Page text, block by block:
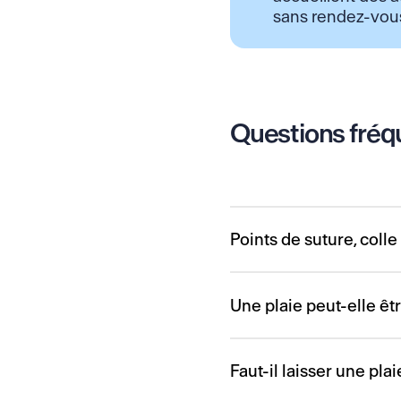
sans rendez-
Questions
Points de suture,
Les points de suture
est profonde, large ou
Les strips, eux,
Le choix dépend de la
Une plaie peut-elle
Lorsqu’une plaie est
sale, irrégulière ou
Faut-il laisser une